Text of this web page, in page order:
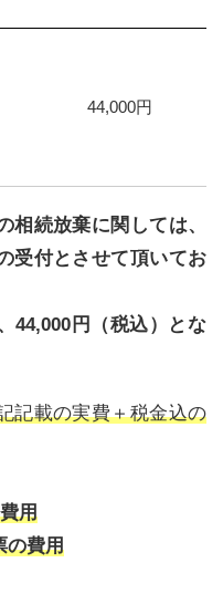
44,000円
続放棄に関しては、
受付とさせて頂いてお
44,000円（税込）とな
記載の実費＋税金込の
用
の費用